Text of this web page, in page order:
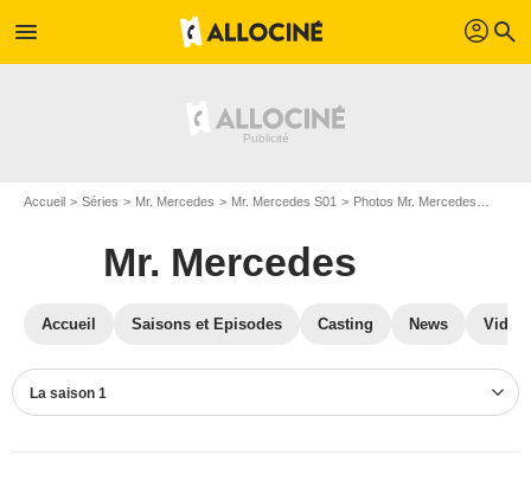
menu profil search
Accueil Séries Mr. Mercedes Mr. Mercedes S01 Photos Mr. Mercedes
Mr. Mercedes
Accueil Saisons et Episodes Casting News
La saison 1